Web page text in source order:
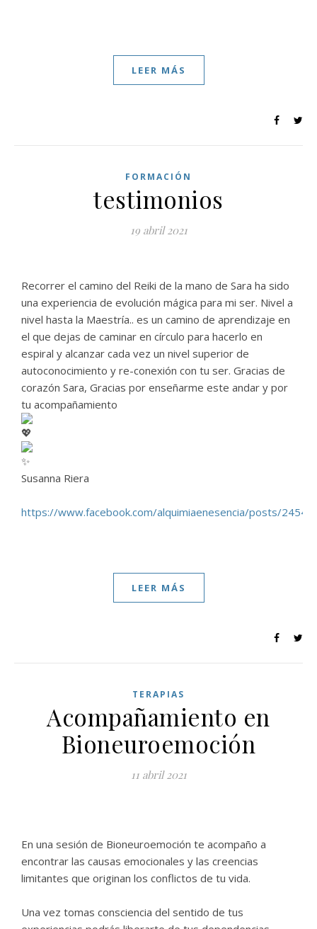
LEER MÁS
FORMACIÓN
testimonios
19 abril 2021
Recorrer el camino del Reiki de la mano de Sara ha sido
una experiencia de evolución mágica para mi ser. Nivel a
nivel hasta la Maestría.. es un camino de aprendizaje en
el que dejas de caminar en círculo para hacerlo en
espiral y alcanzar cada vez un nivel superior de
autoconocimiento y re-conexión con tu ser. Gracias de
corazón Sara, Gracias por enseñarme este andar y por
tu acompañamiento
Susanna Riera
https://www.facebook.com/alquimiaenesencia/posts/
LEER MÁS
TERAPIAS
Acompañamiento en
Bioneuroemoción
11 abril 2021
En una sesión de Bioneuroemoción te acompaño a
encontrar las causas emocionales y las creencias
limitantes que originan los conflictos de tu vida.
Una vez tomas consciencia del sentido de tus